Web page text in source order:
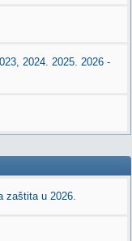
2024. 2025. 2026 -
zaštita u 2026.